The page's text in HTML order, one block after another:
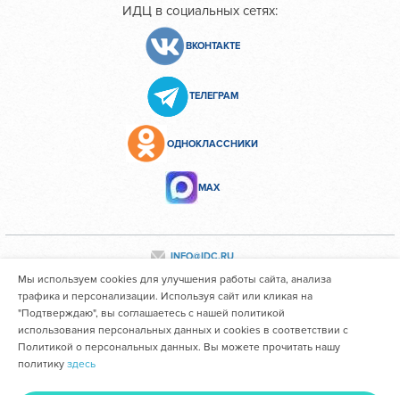
ИДЦ в социальных сетях:
ВКОНТАКТЕ
ТЕЛЕГРАМ
ОДНОКЛАССНИКИ
МАХ
INFO@IDC.RU
Все персональные данные сотрудников размещены с их
согласия
Областное государственное автономное учреждение
Мы используем cookies для улучшения работы сайта, анализа
трафика и персонализации. Используя сайт или кликая на
"Подтверждаю", вы соглашаетесь с нашей политикой
использования персональных данных и cookies в соответствии с
Политикой о персональных данных. Вы можете прочитать нашу
политику здесь